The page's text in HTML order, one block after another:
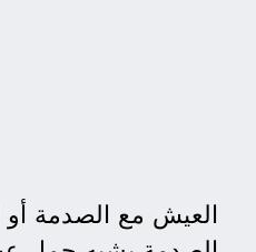
العيش مع الصدمة